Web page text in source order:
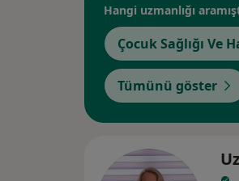
Hangi uzmanlığı
Çocuk Sağlığı Ve
Tümünü göster